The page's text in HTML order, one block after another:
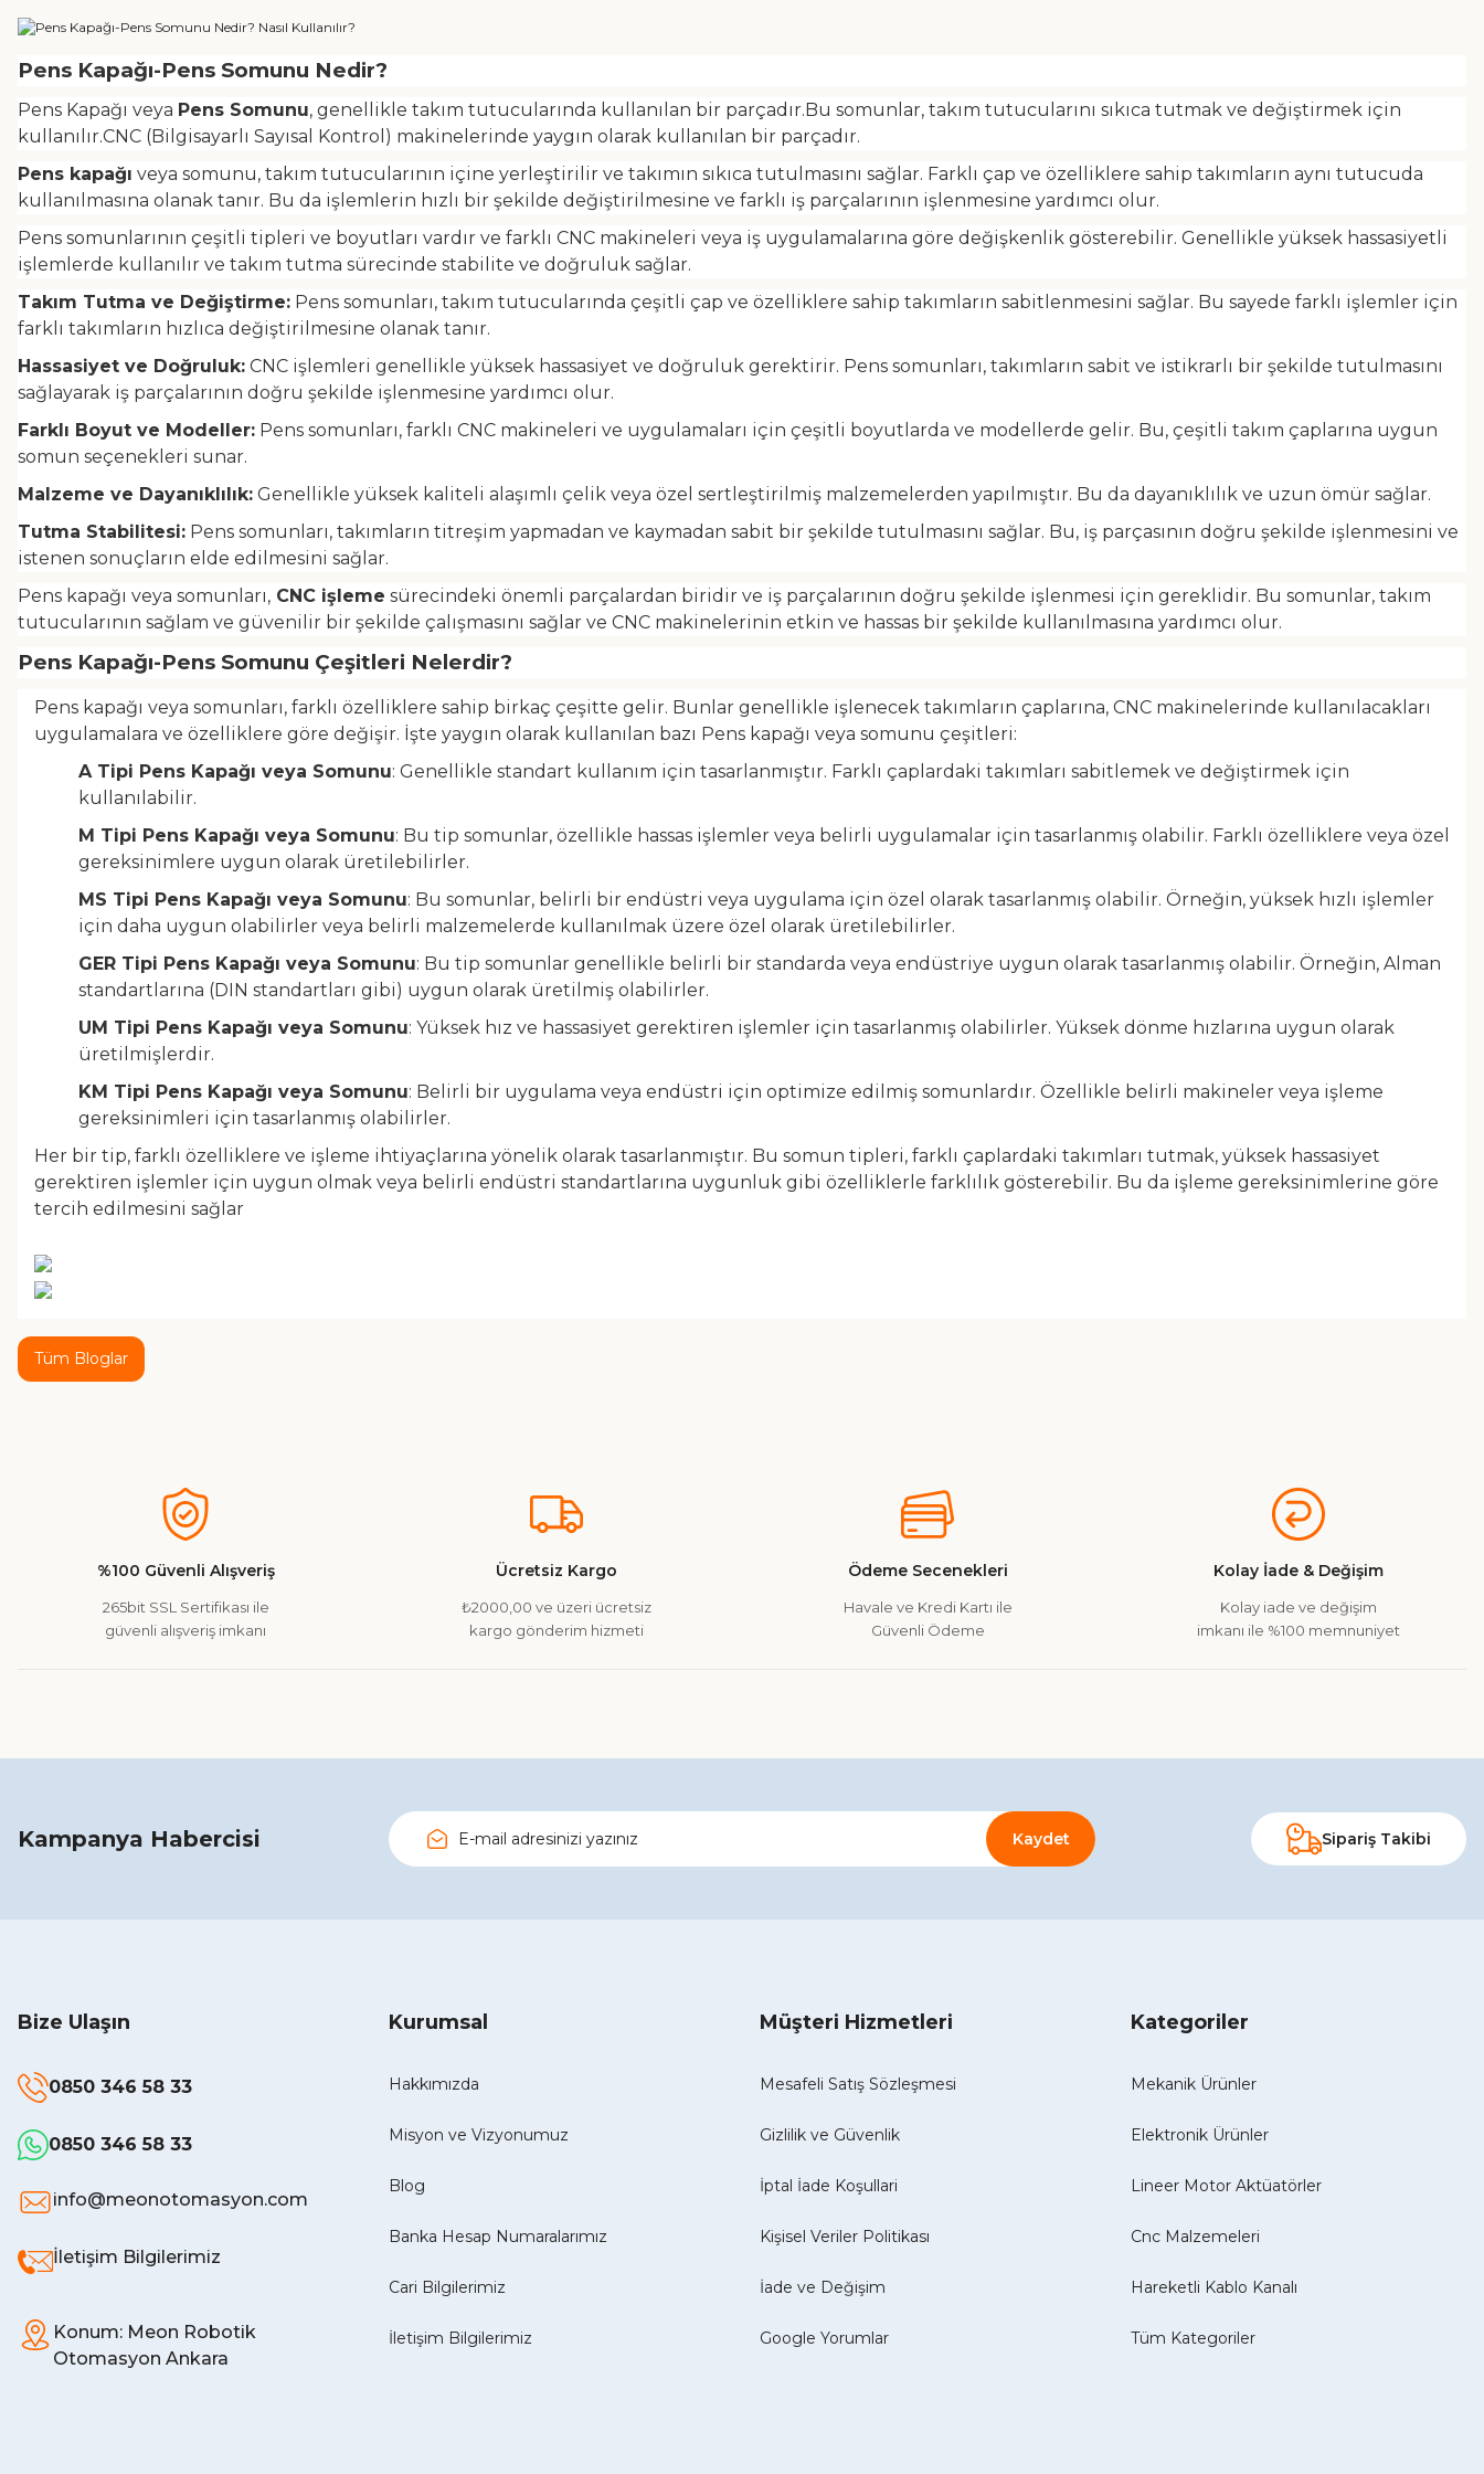
Pens Kapağı-Pens Somunu Nedir?
Pens Kapağı veya Pens Somunu, genellikle takım tutucularında kullanılan bir parçadır.Bu somunlar, takım tutucularını sıkıca tutmak ve değiştirmek için
kullanılır.CNC (Bilgisayarlı Sayısal Kontrol) makinelerinde yaygın olarak kullanılan bir parçadır.
Pens kapağı veya somunu, takım tutucularının içine yerleştirilir ve takımın sıkıca tutulmasını sağlar. Farklı çap ve özelliklere sahip takımların aynı tutucuda
kullanılmasına olanak tanır. Bu da işlemlerin hızlı bir şekilde değiştirilmesine ve farklı iş parçalarının işlenmesine yardımcı olur.
Pens somunlarının çeşitli tipleri ve boyutları vardır ve farklı CNC makineleri veya iş uygulamalarına göre değişkenlik gösterebilir. Genellikle yüksek hassasiyetli
işlemlerde kullanılır ve takım tutma sürecinde stabilite ve doğruluk sağlar.
Takım Tutma ve Değiştirme: Pens somunları, takım tutucularında çeşitli çap ve özelliklere sahip takımların sabitlenmesini sağlar. Bu sayede farklı işlemler için
farklı takımların hızlıca değiştirilmesine olanak tanır.
Hassasiyet ve Doğruluk: CNC işlemleri genellikle yüksek hassasiyet ve doğruluk gerektirir. Pens somunları, takımların sabit ve istikrarlı bir şekilde tutulmasını
sağlayarak iş parçalarının doğru şekilde işlenmesine yardımcı olur.
Farklı Boyut ve Modeller: Pens somunları, farklı CNC makineleri ve uygulamaları için çeşitli boyutlarda ve modellerde gelir. Bu, çeşitli takım çaplarına uygun
somun seçenekleri sunar.
Malzeme ve Dayanıklılık: Genellikle yüksek kaliteli alaşımlı çelik veya özel sertleştirilmiş malzemelerden yapılmıştır. Bu da dayanıklılık ve uzun ömür sağlar.
Tutma Stabilitesi: Pens somunları, takımların titreşim yapmadan ve kaymadan sabit bir şekilde tutulmasını sağlar. Bu, iş parçasının doğru şekilde işlenmesini ve
istenen sonuçların elde edilmesini sağlar.
Pens kapağı veya somunları, CNC işleme sürecindeki önemli parçalardan biridir ve iş parçalarının doğru şekilde işlenmesi için gereklidir. Bu somunlar, takım
tutucularının sağlam ve güvenilir bir şekilde çalışmasını sağlar ve CNC makinelerinin etkin ve hassas bir şekilde kullanılmasına yardımcı olur.
Pens Kapağı-Pens Somunu Çeşitleri Nelerdir?
Pens kapağı veya somunları, farklı özelliklere sahip birkaç çeşitte gelir. Bunlar genellikle işlenecek takımların çaplarına, CNC makinelerinde kullanılacakları
uygulamalara ve özelliklere göre değişir. İşte yaygın olarak kullanılan bazı Pens kapağı veya somunu çeşitleri:
A Tipi Pens Kapağı veya Somunu: Genellikle standart kullanım için tasarlanmıştır. Farklı çaplardaki takımları sabitlemek ve değiştirmek için
kullanılabilir.
M Tipi Pens Kapağı veya Somunu: Bu tip somunlar, özellikle hassas işlemler veya belirli uygulamalar için tasarlanmış olabilir. Farklı özelliklere veya özel
gereksinimlere uygun olarak üretilebilirler.
MS Tipi Pens Kapağı veya Somunu: Bu somunlar, belirli bir endüstri veya uygulama için özel olarak tasarlanmış olabilir. Örneğin, yüksek hızlı işlemler
için daha uygun olabilirler veya belirli malzemelerde kullanılmak üzere özel olarak üretilebilirler.
GER Tipi Pens Kapağı veya Somunu: Bu tip somunlar genellikle belirli bir standarda veya endüstriye uygun olarak tasarlanmış olabilir. Örneğin, Alman
standartlarına (DIN standartları gibi) uygun olarak üretilmiş olabilirler.
UM Tipi Pens Kapağı veya Somunu: Yüksek hız ve hassasiyet gerektiren işlemler için tasarlanmış olabilirler. Yüksek dönme hızlarına uygun olarak
üretilmişlerdir.
KM Tipi Pens Kapağı veya Somunu: Belirli bir uygulama veya endüstri için optimize edilmiş somunlardır. Özellikle belirli makineler veya işleme
gereksinimleri için tasarlanmış olabilirler.
Her bir tip, farklı özelliklere ve işleme ihtiyaçlarına yönelik olarak tasarlanmıştır. Bu somun tipleri, farklı çaplardaki takımları tutmak, yüksek hassasiyet
gerektiren işlemler için uygun olmak veya belirli endüstri standartlarına uygunluk gibi özelliklerle farklılık gösterebilir. Bu da işleme gereksinimlerine göre
tercih edilmesini sağlar
Tüm Bloglar
%100 Güvenli Alışveriş
265bit SSL Sertifikası ile
güvenli alışveriş imkanı
Ücretsiz Kargo
₺2000,00 ve üzeri ücretsiz
kargo gönderim hizmeti
Ödeme Secenekleri
Havale ve Kredi Kartı ile
Güvenli Ödeme
Kolay İade & Değişim
Kolay iade ve değişim
imkanı ile %100 memnuniyet
Kampanya Habercisi Kaydet Sipariş Takibi
Bize Ulaşın
0850 346 58 33
0850 346 58 33
info@meonotomasyon.com
İletişim Bilgilerimiz
Konum: Meon Robotik
Otomasyon Ankara
Kurumsal
Hakkımızda
Misyon ve Vizyonumuz
Blog
Banka Hesap Numaralarımız
Cari Bilgilerimiz
İletişim Bilgilerimiz
Müşteri Hizmetleri
Mesafeli Satış Sözleşmesi
Gizlilik ve Güvenlik
İptal İade Koşullari
Kişisel Veriler Politikası
İade ve Değişim
Google Yorumlar
Kategoriler
Mekanik Ürünler
Elektronik Ürünler
Lineer Motor Aktüatörler
Cnc Malzemeleri
Hareketli Kablo Kanalı
Tüm Kategoriler